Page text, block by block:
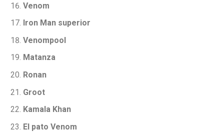
Venom
Iron Man superior
Venompool
Matanza
Ronan
Groot
Kamala Khan
El pato Venom